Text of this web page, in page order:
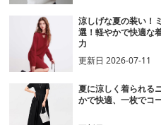
涼しげな夏の装い！
選！軽やかで快適な
力
更新日2026-07-11
夏に涼しく着られる
かで快適、一枚でコ